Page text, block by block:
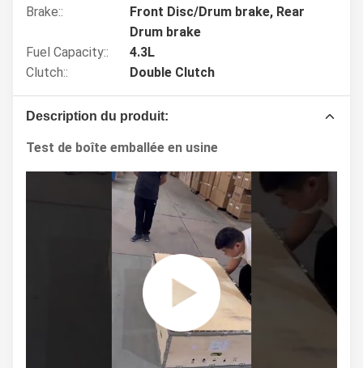
Brake::
Front Disc/Drum brake, Rear
Drum brake
Fuel Capacity::
4.3L
Clutch::
Double Clutch
Description du produit:
Test de boîte emballée en usine